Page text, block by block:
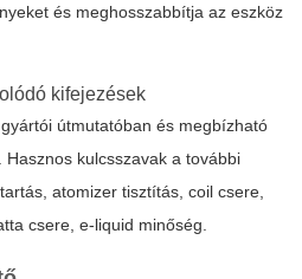
és meghosszabbítja az eszköz
kifejezések
útmutatóban és megbízható
kulcsszavak a további
atomizer tisztítás, coil csere,
csere, e-liquid minőség.